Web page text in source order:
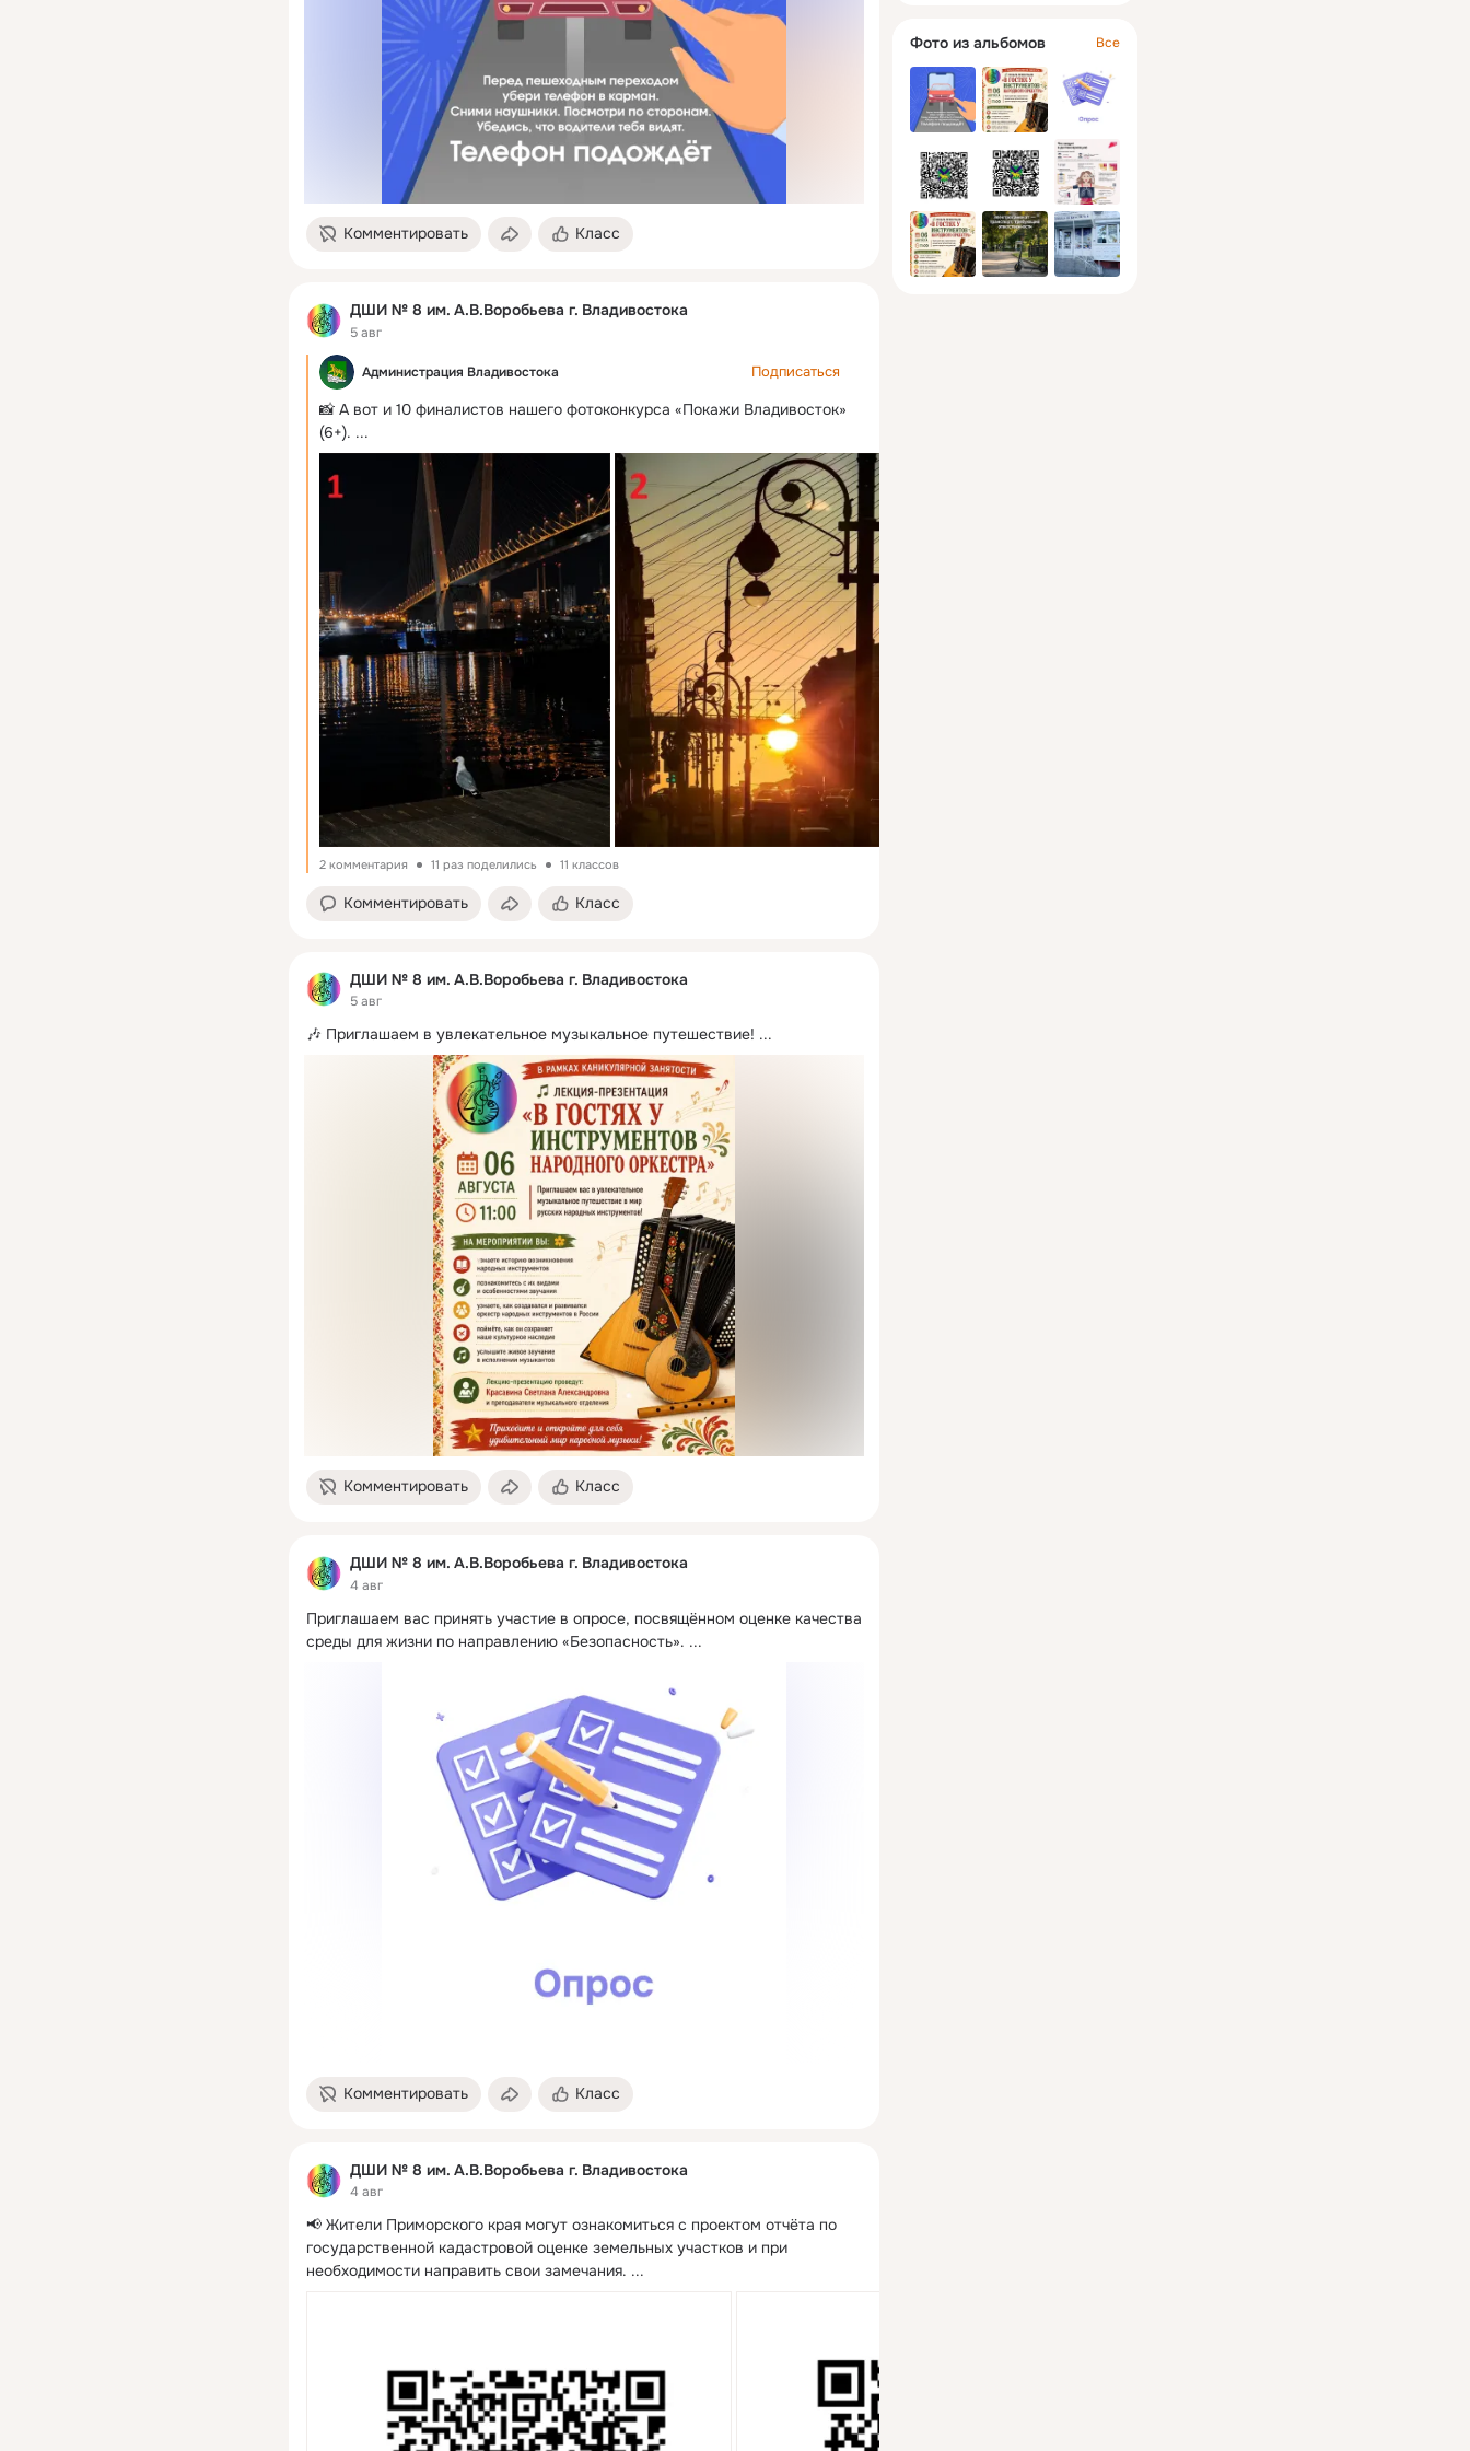
Комментировать Класс
ДШИ № 8 им. А.В.Воробьева г. Владивостока
5 авг
Администрация Владивостока Подписаться
📸 А вот и 10 финалистов нашего фотоконкурса «Покажи Владивосток»
(6+). ...
2 комментария 11 раз поделились 11 классов
Комментировать Класс
ДШИ № 8 им. А.В.Воробьева г. Владивостока
5 авг
🎶 Приглашаем в увлекательное музыкальное путешествие! ...
Комментировать Класс
ДШИ № 8 им. А.В.Воробьева г. Владивостока
4 авг
Приглашаем вас принять участие в опросе, посвящённом оценке качества
среды для жизни по направлению «Безопасность». ...
Комментировать Класс
ДШИ № 8 им. А.В.Воробьева г. Владивостока
4 авг
📢 Жители Приморского края могут ознакомиться с проектом отчёта по
государственной кадастровой оценке земельных участков и при
необходимости направить свои замечания. ...
Фото из альбомов Все